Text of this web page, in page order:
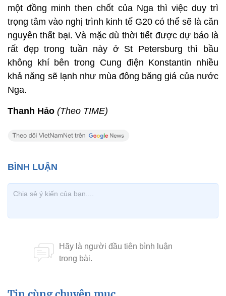
một đồng minh then chốt của Nga thì việc duy trì
trọng tâm vào nghị trình kinh tế G20 có thể sẽ là căn
nguyên thất bại. Và mặc dù thời tiết được dự báo là
rất đẹp trong tuần này ở St Petersburg thì bầu
không khí bên trong Cung điện Konstantin nhiều
khả năng sẽ lạnh như mùa đông băng giá của nước
Nga.
Thanh Hảo (Theo TIME)